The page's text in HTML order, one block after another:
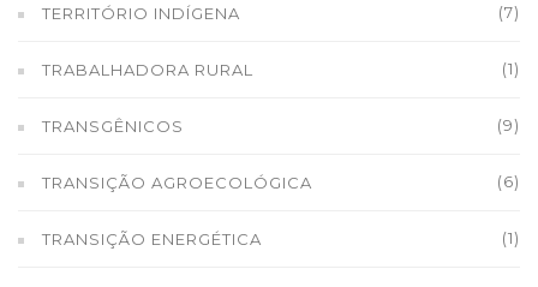
TERRITÓRIO INDÍGENA (7)
TRABALHADORA RURAL (1)
TRANSGÊNICOS (9)
TRANSIÇÃO AGROECOLÓGICA (6)
TRANSIÇÃO ENERGÉTICA (1)